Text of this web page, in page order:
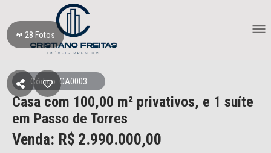
28 Fotos
Código: CA0003
Casa com 100,00 m² privativos, e 1 suíte
em Passo de Torres
Venda: R$ 2.990.000,00